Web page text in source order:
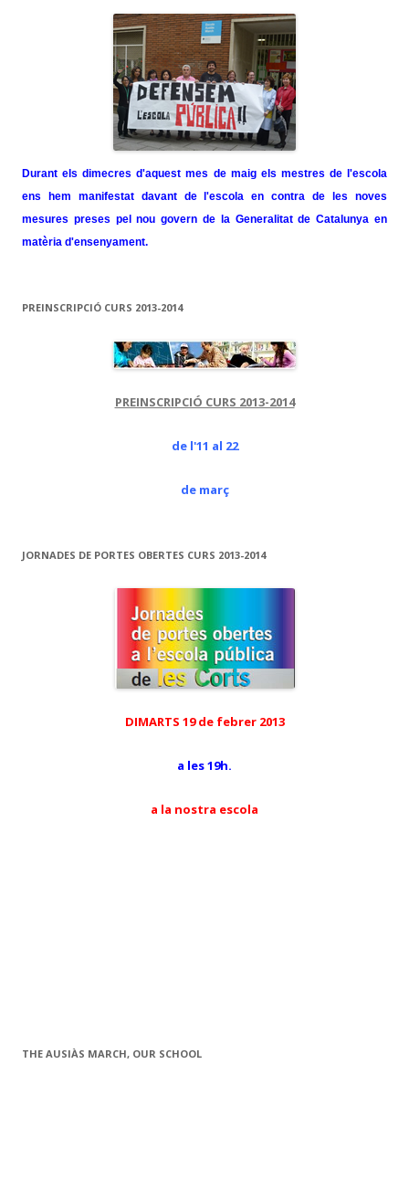
Durant els dimecres d'aquest mes de maig els mestres de l'escola
ens hem manifestat davant de l'escola en contra de les noves
mesures preses pel nou govern de la Generalitat de Catalunya en
matèria d'ensenyament.
PREINSCRIPCIÓ CURS 2013-2014
PREINSCRIPCIÓ CURS 2013-2014
de l'11 al 22
de març
JORNADES DE PORTES OBERTES CURS 2013-2014
DIMARTS 19 de febrer 2013
a les 19h.
a la nostra escola
THE AUSIÀS MARCH, OUR SCHOOL